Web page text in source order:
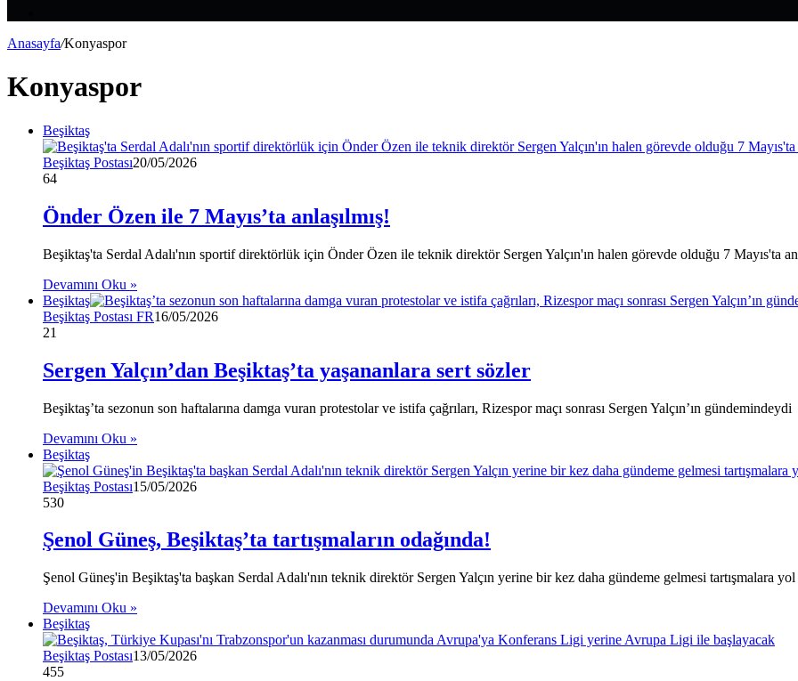
Anasayfa/Konyaspor
Konyaspor
Beşiktaş
Beşiktaş Postası20/05/2026
64
Önder Özen ile 7 Mayıs’ta anlaşılmış!
Beşiktaş'ta Serdal Adalı'nın sportif direktörlük için Önder Özen ile teknik direktör Sergen Yalçın'ın halen görevde olduğu 7 Mayıs'ta
Devamını Oku »
Beşiktaş
Beşiktaş Postası FR16/05/2026
21
Sergen Yalçın’dan Beşiktaş’ta yaşananlara sert sözler
Beşiktaş’ta sezonun son haftalarına damga vuran protestolar ve istifa çağrıları, Rizespor maçı sonrası Sergen Yalçın’ın gündemindeydi
Devamını Oku »
Beşiktaş
Beşiktaş Postası15/05/2026
530
Şenol Güneş, Beşiktaş’ta tartışmaların odağında!
Şenol Güneş'in Beşiktaş'ta başkan Serdal Adalı'nın teknik direktör Sergen Yalçın yerine bir kez daha gündeme gelmesi tartışmalara yol
Devamını Oku »
Beşiktaş
Beşiktaş Postası13/05/2026
455